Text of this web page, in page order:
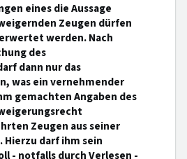
eines die Aussage
Zeugen dürfen
werden. Nach
des
dann nur das
was ein vernehmender
gemachten Angaben des
Zeugen aus seiner
darf ihm sein
- notfalls durch Verlesen -